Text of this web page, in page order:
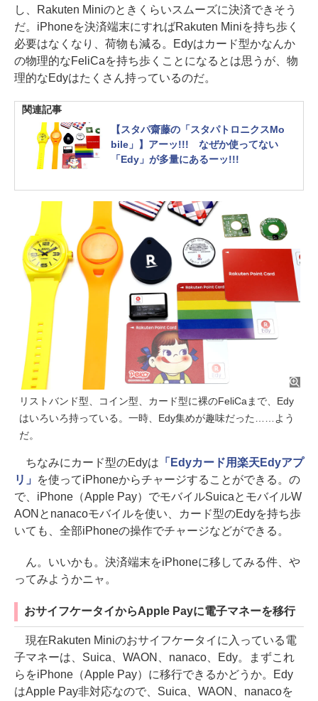
し、Rakuten Miniのときくらいスムーズに決済できそう
だ。iPhoneを決済端末にすればRakuten Miniを持ち歩く
必要はなくなり、荷物も減る。Edyはカード型かなんか
の物理的なFeliCaを持ち歩くことになるとは思うが、物
理的なEdyはたくさん持っているのだ。
関連記事
【スタパ齋藤の「スタパトロニクスMo
bile」】アーッ!!! なぜか使ってない
「Edy」が多量にあるーッ!!!
リストバンド型、コイン型、カード型に裸のFeliCaまで、Edy
はいろいろ持っている。一時、Edy集めが趣味だった……よう
だ。
ちなみにカード型のEdyは 「Edyカード用楽天Edyアプ
リ」
を使ってiPhoneからチャージすることができる。の
で、iPhone（Apple Pay）でモバイルSuicaとモバイルW
AONとnanacoモバイルを使い、カード型のEdyを持ち歩
いても、全部iPhoneの操作でチャージなどができる。
ん。いいかも。決済端末をiPhoneに移してみる件、や
ってみようかニャ。
おサイフケータイからApple Payに電子マネーを移行
現在Rakuten Miniのおサイフケータイに入っている電
子マネーは、Suica、WAON、nanaco、Edy。まずこれ
らをiPhone（Apple Pay）に移行できるかどうか。Edy
はApple Pay非対応なので、Suica、WAON、nanacoを